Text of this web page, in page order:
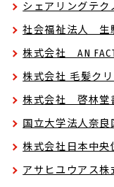
シェアリングテク
社会福祉法人 生
株式会社 AN
株式会社 毛髪ク
株式会社 啓林堂
国立大学法人奈
株式会社日本中央
アサヒユウアス株